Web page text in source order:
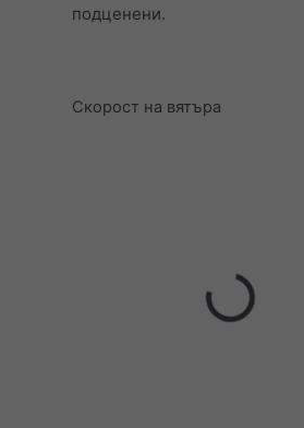
подценени.
Скорост на вятъра